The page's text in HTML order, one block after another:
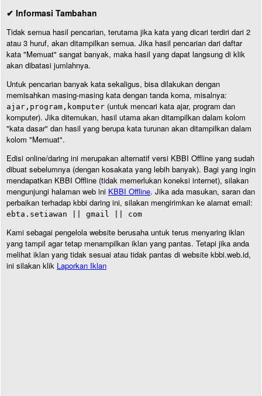
✔ Informasi Tambahan
Tidak semua hasil pencarian, terutama jika kata yang dicari terdiri dari 2
atau 3 huruf, akan ditampilkan semua. Jika hasil pencarian dari daftar
kata "Memuat" sangat banyak, maka hasil yang dapat langsung di klik
akan dibatasi jumlahnya.
Untuk pencarian banyak kata sekaligus, bisa dilakukan dengan
memisahkan masing-masing kata dengan tanda koma, misalnya:
ajar,program,komputer (untuk mencari kata ajar, program dan
komputer). Jika ditemukan, hasil utama akan ditampilkan dalam kolom
"kata dasar" dan hasil yang berupa kata turunan akan ditampilkan dalam
kolom "Memuat".
Edisi online/daring ini merupakan alternatif versi KBBI Offline yang sudah
dibuat sebelumnya (dengan kosakata yang lebih banyak). Bagi yang ingin
mendapatkan KBBI Offline (tidak memerlukan koneksi internet), silakan
mengunjungi halaman web ini KBBI Offline. Jika ada masukan, saran dan
perbaikan terhadap kbbi daring ini, silakan mengirimkan ke alamat email:
ebta.setiawan || gmail || com
Kami sebagai pengelola website berusaha untuk terus menyaring iklan
yang tampil agar tetap menampilkan iklan yang pantas. Tetapi jika anda
melihat iklan yang tidak sesuai atau tidak pantas di website kbbi.web.id,
ini silakan klik Laporkan Iklan